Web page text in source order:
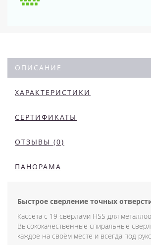
ОПИСАНИЕ
ХАРАКТЕРИСТИКИ
СЕРТИФИКАТЫ
ОТЗЫВЫ (0)
ПАНОРАМА
Быстрое сверление точных
Кассета с 19 свёрлами HSS для
Высококачественные спиральные
каждое на своём месте и всегда под